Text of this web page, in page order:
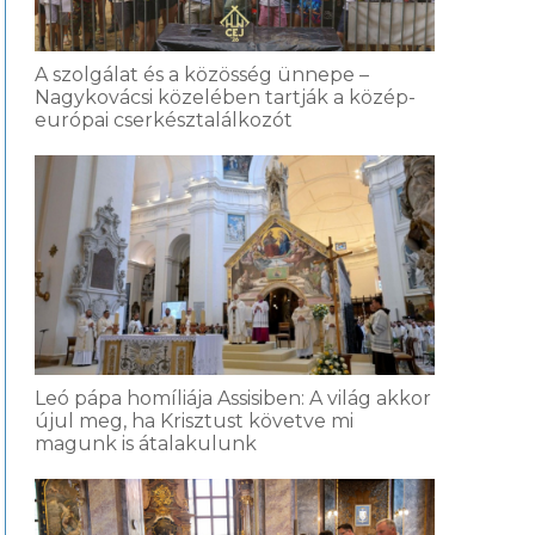
A szolgálat és a közösség ünnepe –
Nagykovácsi közelében tartják a közép-
európai cserkésztalálkozót
Leó pápa homíliája Assisiben: A világ akkor
újul meg, ha Krisztust követve mi
magunk is átalakulunk